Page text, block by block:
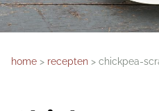
home recepten chickpea-